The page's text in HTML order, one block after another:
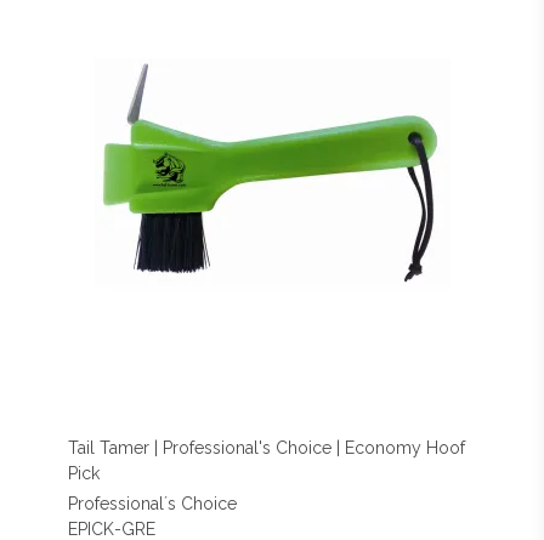
Tail Tamer | Professional's Choice | Economy Hoof
Pick
Professional´s Choice
EPICK-GRE